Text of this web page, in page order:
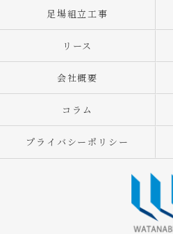
足場組立工事
リース
会社概要
コラム
プライバシーポリシー